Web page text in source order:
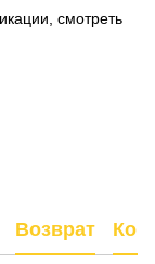
смотреть
Возврат